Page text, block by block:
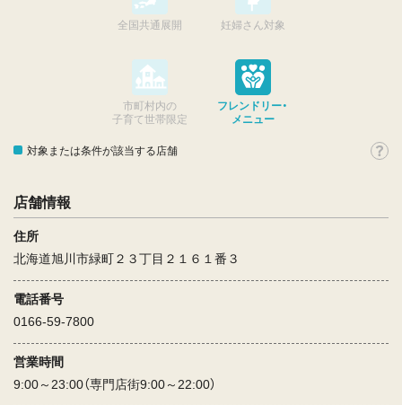
全国共通展開 妊婦さん対象
市町村内の
子育て世帯限定
フレンドリー・
メニュー
対象または条件が該当する店舗
店舗情報
住所
北海道旭川市緑町２３丁目２１６１番３
電話番号
0166-59-7800
営業時間
9:00～23:00（専門店街9:00～22:00）